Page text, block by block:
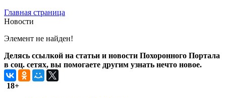
Главная страница
Новости
Элемент не найден!
Делясь ссылкой на статьи и новости Похоронного Портала
в соц. сетях, вы помогаете другим узнать нечто новое.
18+